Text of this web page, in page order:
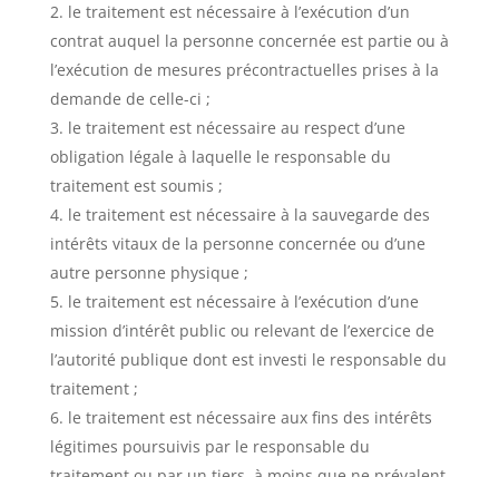
le traitement est nécessaire à l’exécution d’un
contrat auquel la personne concernée est partie ou à
l’exécution de mesures précontractuelles prises à la
demande de celle-ci ;
le traitement est nécessaire au respect d’une
obligation légale à laquelle le responsable du
traitement est soumis ;
le traitement est nécessaire à la sauvegarde des
intérêts vitaux de la personne concernée ou d’une
autre personne physique ;
le traitement est nécessaire à l’exécution d’une
mission d’intérêt public ou relevant de l’exercice de
l’autorité publique dont est investi le responsable du
traitement ;
le traitement est nécessaire aux fins des intérêts
légitimes poursuivis par le responsable du